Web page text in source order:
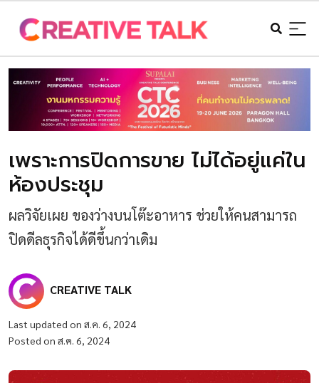
เพราะการปิดการขาย ไม่ได้อยู่แค่ใน
ห้องประชุม
ผลวิจัยเผย ของว่างบนโต๊ะอาหาร ช่วยให้คนสามารถ
ปิดดีลธุรกิจได้ดีขึ้นกว่าเดิม
CREATIVE TALK
Last updated on ส.ค. 6, 2024
Posted on ส.ค. 6, 2024